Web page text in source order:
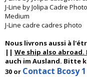
J-Line by Jolipa Cadre
Medium
J-Line cadre cadres photo
Nous livrons aussi à
|| We ship also
auch im Ausland. Bitte
30 or Contact Bcosy 1